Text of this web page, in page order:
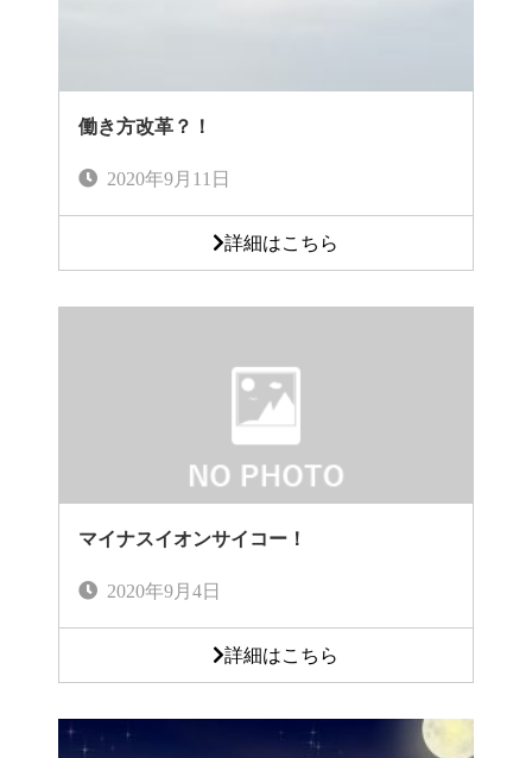
働き方改革？！
2020年9月11日
詳細はこちら
マイナスイオンサイコー！
2020年9月4日
詳細はこちら